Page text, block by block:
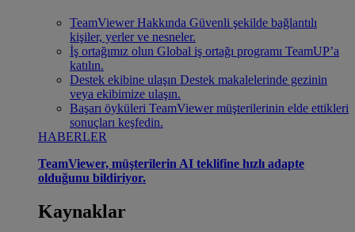
TeamViewer Hakkında Güvenli şekilde bağlantılı
kişiler, yerler ve nesneler.
İş ortağımız olun Global iş ortağı programı TeamUP’a
katılın.
Destek ekibine ulaşın Destek makalelerinde gezinin
veya ekibimize ulaşın.
Başarı öyküleri TeamViewer müşterilerinin elde ettikleri
sonuçları keşfedin.
HABERLER
TeamViewer, müşterilerin AI teklifine hızlı adapte
olduğunu bildiriyor.
Kaynaklar